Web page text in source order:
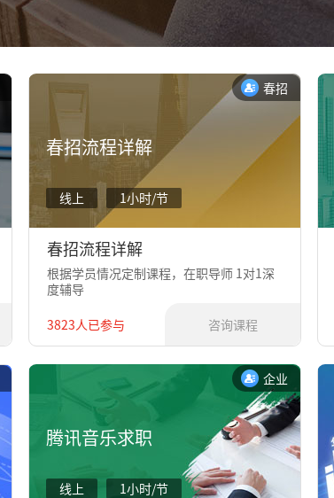
春招
春招流程详解
线上 1小时/节
春招流程详解
根据学员情况定制课程，在职导师 1对1深
度辅导
3823人已参与
咨询课程
企业
腾讯音乐求职
线上 1小时/节